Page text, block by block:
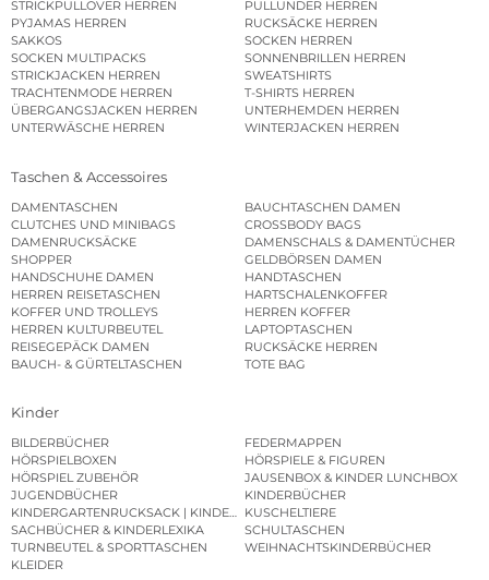
STRICKPULLOVER HERREN
PULLUNDER HERREN
PYJAMAS HERREN
RUCKSÄCKE HERREN
SAKKOS
SOCKEN HERREN
SOCKEN MULTIPACKS
SONNENBRILLEN HERREN
STRICKJACKEN HERREN
SWEATSHIRTS
TRACHTENMODE HERREN
T-SHIRTS HERREN
ÜBERGANGSJACKEN HERREN
UNTERHEMDEN HERREN
UNTERWÄSCHE HERREN
WINTERJACKEN HERREN
Taschen & Accessoires
DAMENTASCHEN
BAUCHTASCHEN DAMEN
CLUTCHES UND MINIBAGS
CROSSBODY BAGS
DAMENRUCKSÄCKE
DAMENSCHALS & DAMENTÜCHER
SHOPPER
GELDBÖRSEN DAMEN
HANDSCHUHE DAMEN
HANDTASCHEN
HERREN REISETASCHEN
HARTSCHALENKOFFER
KOFFER UND TROLLEYS
HERREN KOFFER
HERREN KULTURBEUTEL
LAPTOPTASCHEN
REISEGEPÄCK DAMEN
RUCKSÄCKE HERREN
BAUCH- & GÜRTELTASCHEN
TOTE BAG
Kinder
BILDERBÜCHER
FEDERMAPPEN
HÖRSPIELBOXEN
HÖRSPIELE & FIGUREN
HÖRSPIEL ZUBEHÖR
JAUSENBOX & KINDER LUNCHBOX
JUGENDBÜCHER
KINDERBÜCHER
KINDERGARTENRUCKSACK | KINDERGARTENBEUTEL
KUSCHELTIERE
SACHBÜCHER & KINDERLEXIKA
SCHULTASCHEN
TURNBEUTEL & SPORTTASCHEN
WEIHNACHTSKINDERBÜCHER
KLEIDER